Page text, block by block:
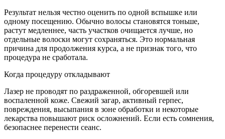
Результат нельзя честно оценить по одной вспышке или
одному посещению. Обычно волосы становятся тоньше,
растут медленнее, часть участков очищается лучше, но
отдельные волоски могут сохраняться. Это нормальная
причина для продолжения курса, а не признак того, что
процедура не сработала.
Когда процедуру откладывают
Лазер не проводят по раздраженной, обгоревшей или
воспаленной коже. Свежий загар, активный герпес,
повреждения, высыпания в зоне обработки и некоторые
лекарства повышают риск осложнений. Если есть сомнения,
безопаснее перенести сеанс.